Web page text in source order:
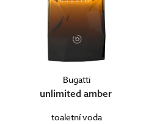
Bugatti
unlimited amber
toaletní voda